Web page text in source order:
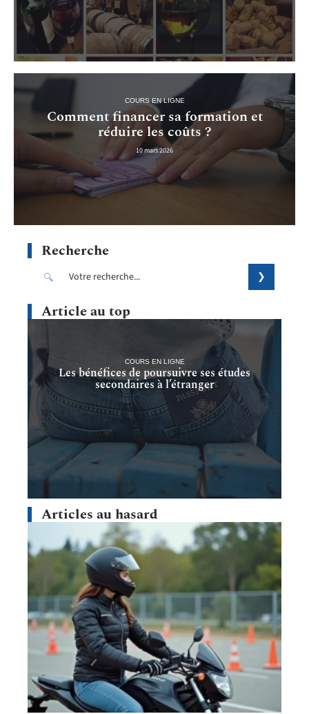
COURS EN LIGNE
Comment financer sa formation et
réduire les coûts ?
10 mars 2026
Recherche
Article au top
COURS EN LIGNE
Les bénéfices de poursuivre ses études
secondaires à l’étranger
Articles au hasard